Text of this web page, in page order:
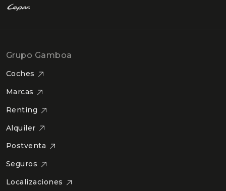
Grupo Gamboa
Coches
Marcas
Renting
Alquiler
Postventa
Seguros
Localizaciones